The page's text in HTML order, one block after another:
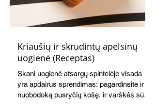
Kriaušių ir skrudintų apelsinų
uogienė (Receptas)
Skani uogienė atsargų spintelėje visada
yra apdairus sprendimas: pagardinsite ir
nuobodoką pusryčių košę, ir varškės sūrį,